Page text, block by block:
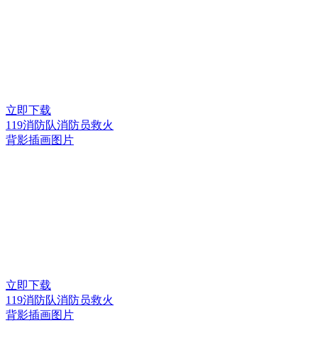
立即下载
119消防队消防员救火
背影插画图片
立即下载
119消防队消防员救火
背影插画图片